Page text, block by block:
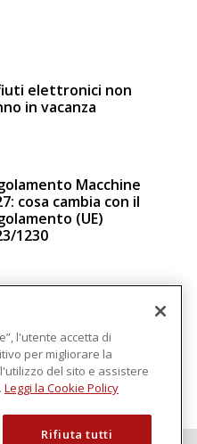
elettronici non
in vacanza
Macchine
cosa cambia con il
(UE)
1230
in cloud
l'utente accetta di
per migliorare la
del sito e assistere
Leggi la Cookie Policy
Rifiuta tutti